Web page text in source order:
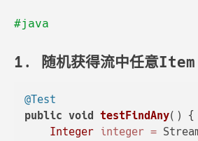
#java
1. 随机获得流中任意Item
@Test
public void testFindAny()
{
Integer
integer =